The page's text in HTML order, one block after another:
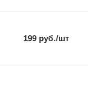
199руб./шт